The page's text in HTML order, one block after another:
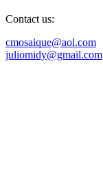
Contact us:
cmosaique@aol.com
juliomidy@gmail.com